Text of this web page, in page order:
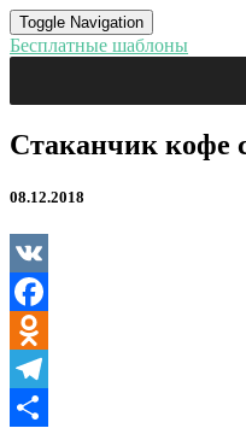
Toggle Navigation
Бесплатные шаблоны
Стаканчик
кофе
пенкой
Стаканчик кофе
08.12.2018
VK
Facebook
Odnoklassniki
Telegram